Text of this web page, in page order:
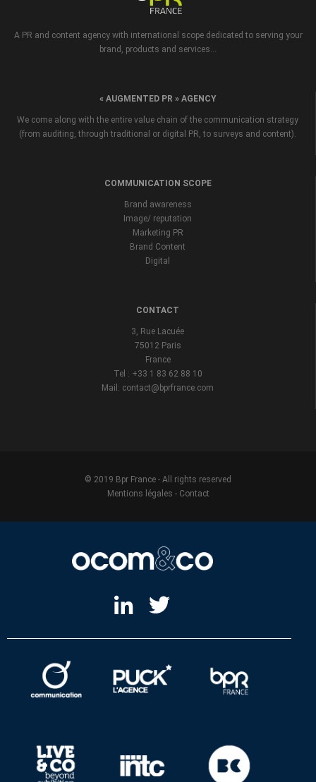
A PR and content agency with international scope dedicated to serving your
brand, products and services...
« AUGMENTED PR » AGENCY
We come along with the entire value chain of the communication strategy
(from auditing, through traditional or digital PR, to surveys and content).
COMMUNICATION SCOPE
Brand awareness
Image/ reputation
Marketing PR
Brand Content
Digital
CONTACT
3, Rue Lacuée
75012 Paris
France
Tel : +33 1 83 62 88 10
Mail: contact@bprfrance.com
© 2019 Bpr France - All rights reserved
Mentions légales - Contact